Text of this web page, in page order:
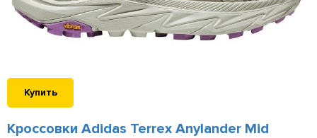
Купить
Кроссовки Adidas Terrex Anylander Mid